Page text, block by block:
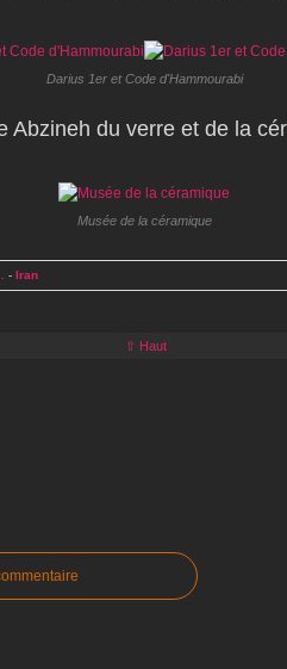
Darius 1er et Code d'Hammourabi
Abzineh du verre et de la
Musée de la céramique
- Iran
⇧ Haut